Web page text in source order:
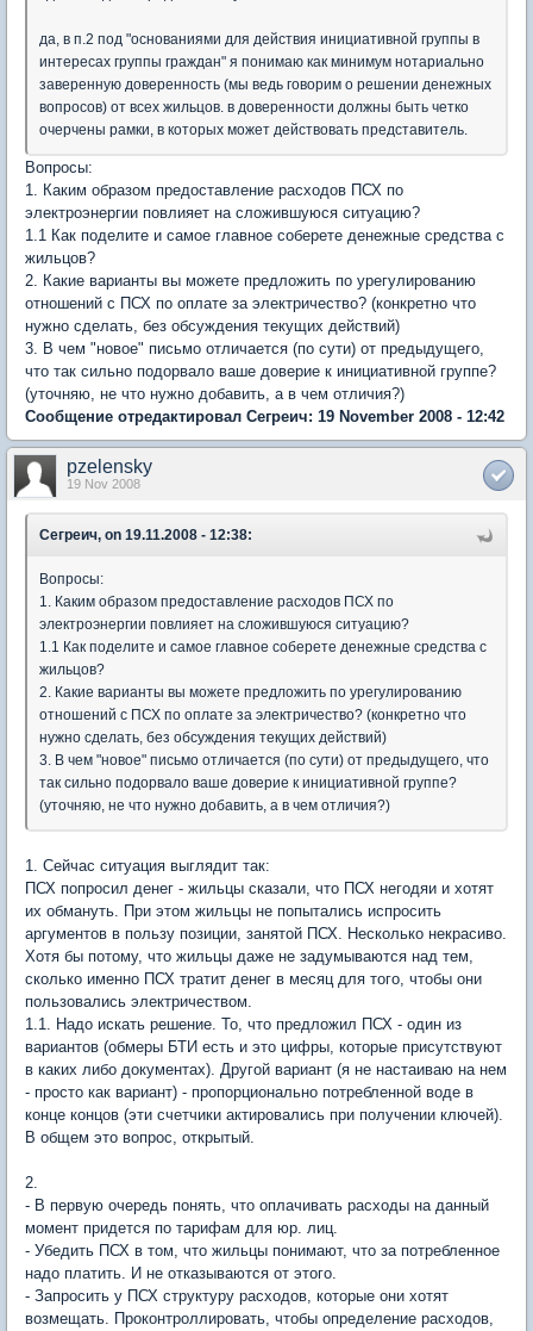
да, в п.2 под "основаниями для действия инициативной группы в
интересах группы граждан" я понимаю как минимум нотариально
заверенную доверенность (мы ведь говорим о решении денежных
вопросов) от всех жильцов. в доверенности должны быть четко
очерчены рамки, в которых может действовать представитель.
Вопросы:
1. Каким образом предоставление расходов ПСХ по
электроэнергии повлияет на сложившуюся ситуацию?
1.1 Как поделите и самое главное соберете денежные средства с
жильцов?
2. Какие варианты вы можете предложить по урегулированию
отношений с ПСХ по оплате за электричество? (конкретно что
нужно сделать, без обсуждения текущих действий)
3. В чем "новое" письмо отличается (по сути) от предыдущего,
что так сильно подорвало ваше доверие к инициативной группе?
(уточняю, не что нужно добавить, а в чем отличия?)
Сообщение отредактировал Сегреич: 19 November 2008 - 12:42
pzelensky
19 Nov 2008
Сегреич, on 19.11.2008 - 12:38:
Вопросы:
1. Каким образом предоставление расходов ПСХ по
электроэнергии повлияет на сложившуюся ситуацию?
1.1 Как поделите и самое главное соберете денежные средства с
жильцов?
2. Какие варианты вы можете предложить по урегулированию
отношений с ПСХ по оплате за электричество? (конкретно что
нужно сделать, без обсуждения текущих действий)
3. В чем "новое" письмо отличается (по сути) от предыдущего, что
так сильно подорвало ваше доверие к инициативной группе?
(уточняю, не что нужно добавить, а в чем отличия?)
1. Сейчас ситуация выглядит так:
ПСХ попросил денег - жильцы сказали, что ПСХ негодяи и хотят
их обмануть. При этом жильцы не попытались испросить
аргументов в пользу позиции, занятой ПСХ. Несколько некрасиво.
Хотя бы потому, что жильцы даже не задумываются над тем,
сколько именно ПСХ тратит денег в месяц для того, чтобы они
пользовались электричеством.
1.1. Надо искать решение. То, что предложил ПСХ - один из
вариантов (обмеры БТИ есть и это цифры, которые присутствуют
в каких либо документах). Другой вариант (я не настаиваю на нем
- просто как вариант) - пропорционально потребленной воде в
конце концов (эти счетчики актировались при получении ключей).
В общем это вопрос, открытый.
2.
- В первую очередь понять, что оплачивать расходы на данный
момент придется по тарифам для юр. лиц.
- Убедить ПСХ в том, что жильцы понимают, что за потребленное
надо платить. И не отказываются от этого.
- Запросить у ПСХ структуру расходов, которые они хотят
возмещать. Проконтроллировать, чтобы определение расходов,